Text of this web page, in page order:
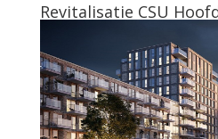
Revitalisatie CSU